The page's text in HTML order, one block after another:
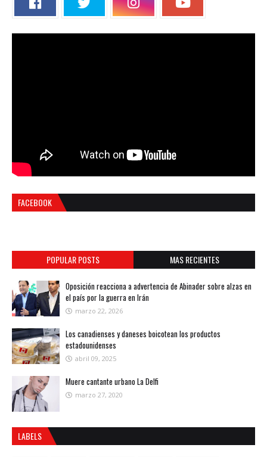
FACEBOOK
POPULAR POSTS MAS RECIENTES
Oposición reacciona a advertencia de Abinader sobre alzas en
el país por la guerra en Irán
marzo 22, 2026
Los canadienses y daneses boicotean los productos
estadounidenses
abril 09, 2025
Muere cantante urbano La Delfi
marzo 27, 2020
LABELS